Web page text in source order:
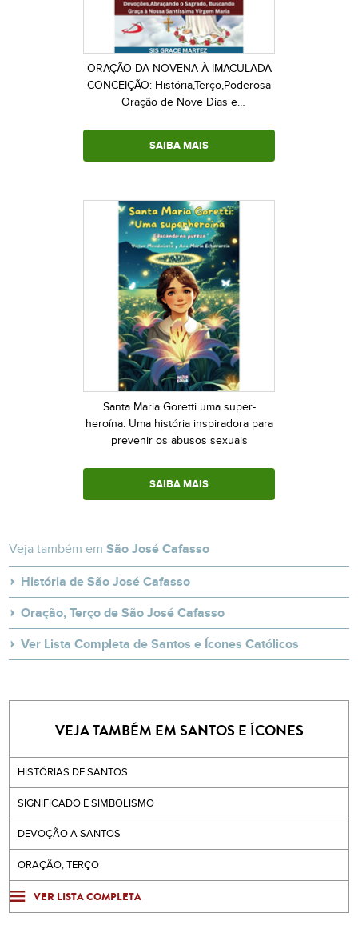
ORAÇÃO DA NOVENA À IMACULADA
CONCEIÇÃO: História,Terço,Poderosa
Oração de Nove Dias e
Virgem Maria
SAIBA MAIS
Santa Maria Goretti uma super-
heroína: Uma história inspiradora para
prevenir os abusos sexuais
SAIBA MAIS
Veja também emSão José Cafasso
História de São José Cafasso
Oração, Terço de São José Cafasso
Ver Lista Completa de Santos e Ícones Católicos
VEJA TAMBÉM EM SANTOS E ÍCONES
HISTÓRIAS DE SANTOS
SIGNIFICADO E SIMBOLISMO
DEVOÇÃO A SANTOS
ORAÇÃO, TERÇO
VER LISTA COMPLETA